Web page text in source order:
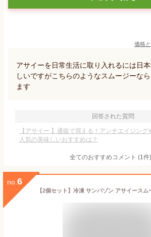
価格
アサイーを日常生活に取り入れるには日
しいですがこちらのようなスムージーな
ます
回答された質問
【アサイー 】通販で買える！アンチエイジン
人気の美味しいおすすめは？
全てのおすすめコメント (1件)
no. 6